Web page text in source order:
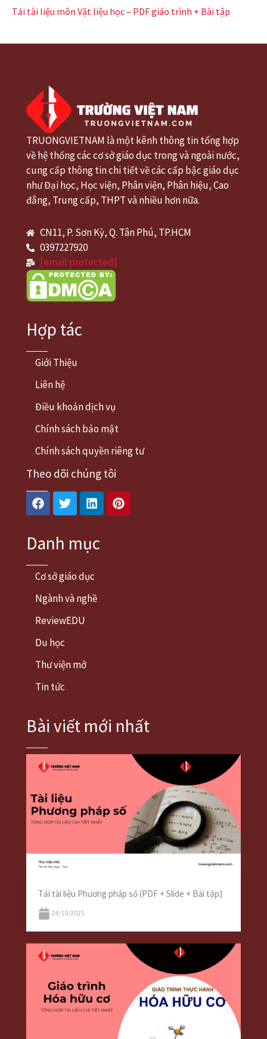
Tải tài liệu môn Vật liệu học – PDF giáo trình + Bài tập
TRUONGVIETNAM là một kênh thông tin tổng hợp
về hệ thống các cơ sở giáo dục trong và ngoài nước,
cung cấp thông tin chi tiết về các cấp bậc giáo dục
như Đại học, Học viện, Phân viện, Phân hiệu, Cao
đẳng, Trung cấp, THPT và nhiều hơn nữa.
CN11, P. Sơn Kỳ, Q. Tân Phú, TP.HCM
0397227920
[email protected]
Hợp tác
Giới Thiệu
Liên hệ
Điều khoản dịch vụ
Chính sách bảo mật
Chính sách quyền riêng tư
Theo dõi chúng tôi
FacebookTwitterLinkedinPinterest
Danh mục
Cơ sở giáo dục
Ngành và nghề
ReviewEDU
Du học
Thư viện mở
Tin tức
Bài viết mới nhất
Tải tài liệu Phương pháp số (PDF + Slide + Bài tập)
24/10/2025